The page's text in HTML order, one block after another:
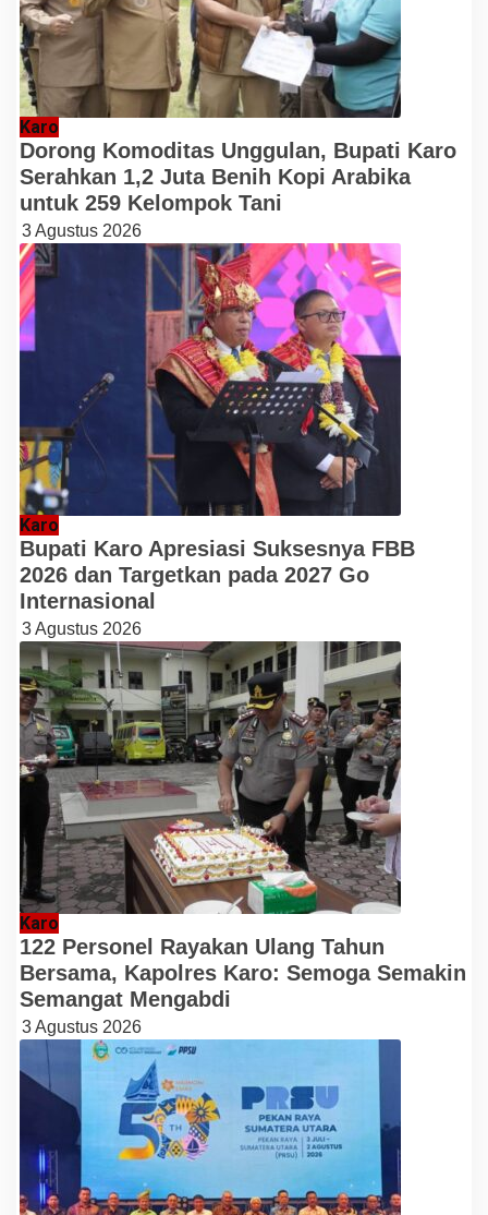
Karo
Dorong Komoditas Unggulan, Bupati Karo
Serahkan 1,2 Juta Benih Kopi Arabika
untuk 259 Kelompok Tani
3 Agustus 2026
Karo
Bupati Karo Apresiasi Suksesnya FBB
2026 dan Targetkan pada 2027 Go
Internasional
3 Agustus 2026
Karo
122 Personel Rayakan Ulang Tahun
Bersama, Kapolres Karo: Semoga Semakin
Semangat Mengabdi
3 Agustus 2026